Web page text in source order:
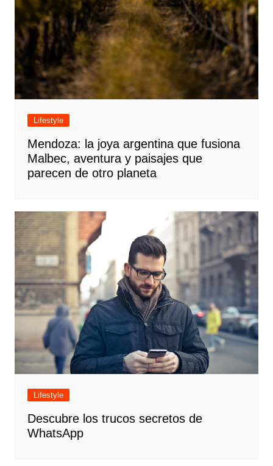
Lifestyle
Mendoza: la joya argentina que fusiona
Malbec, aventura y paisajes que
parecen de otro planeta
Lifestyle
Descubre los trucos secretos de
WhatsApp